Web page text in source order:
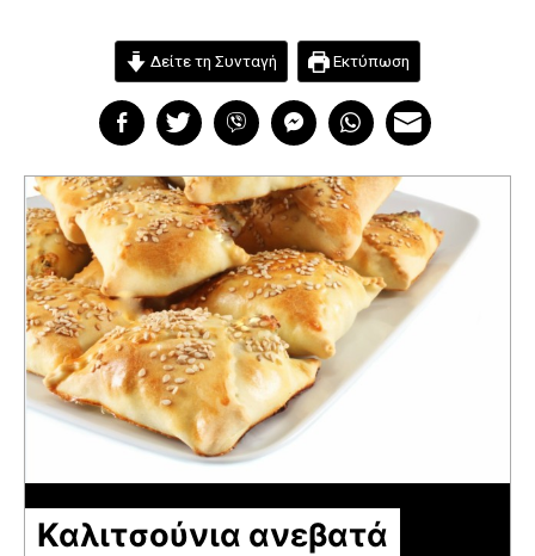
Δείτε τη Συνταγή Εκτύπωση
Καλιτσούνια ανεβατά